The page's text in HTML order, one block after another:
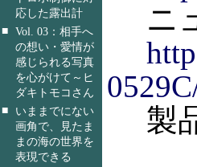
応した露出計
■ Vol. 03：相手へ
の想い・愛情が
感じられる写真
を心がけて～ヒ
ダキトモコさん
■
いままでにない
画角で、見たま
まの海の世界を
表現できる
ニ
製